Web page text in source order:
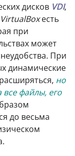
дисков VDI,
VirtualBoxесть
при
может
При
динамические
но
все файлы, его
до весьма